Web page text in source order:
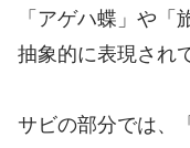
「アゲハ蝶」や
抽象的に表現され
サビの部分では、